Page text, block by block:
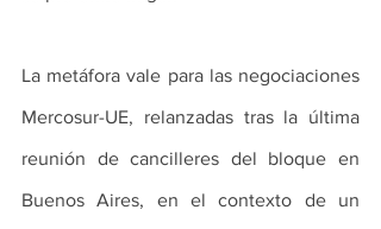
La metáfora vale para las negociaciones
Mercosur-UE, relanzadas tras la última
reunión de cancilleres del bloque en
Buenos Aires, en el contexto de un